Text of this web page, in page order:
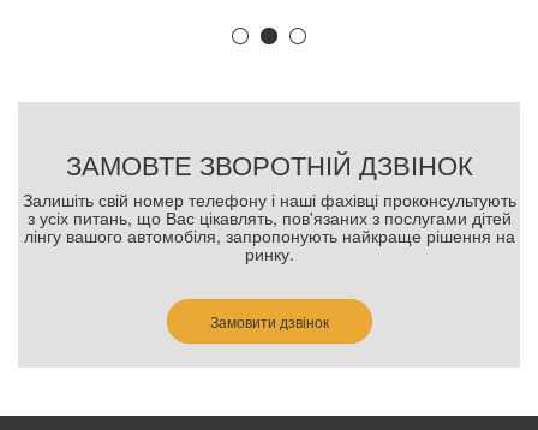
ЗАМОВТЕ ЗВОРОТНІЙ ДЗВІНОК
Залишіть свій номер телефону і наші фахівці проконсультують
з усіх питань, що Вас цікавлять, пов'язаних з послугами дітей
лінгу вашого автомобіля, запропонують найкраще рішення на
ринку.
Замовити дзвінок